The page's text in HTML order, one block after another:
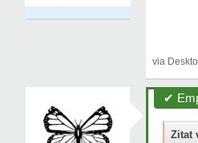
✔
Zitat